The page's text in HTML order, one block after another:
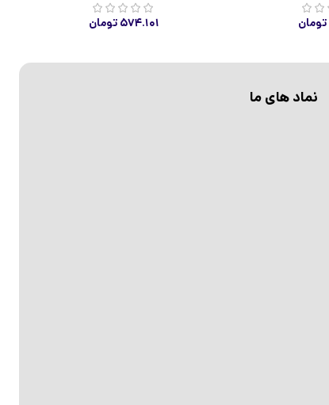
تومان ۵۷۴.۱۰۱ تومان
نماد های ما